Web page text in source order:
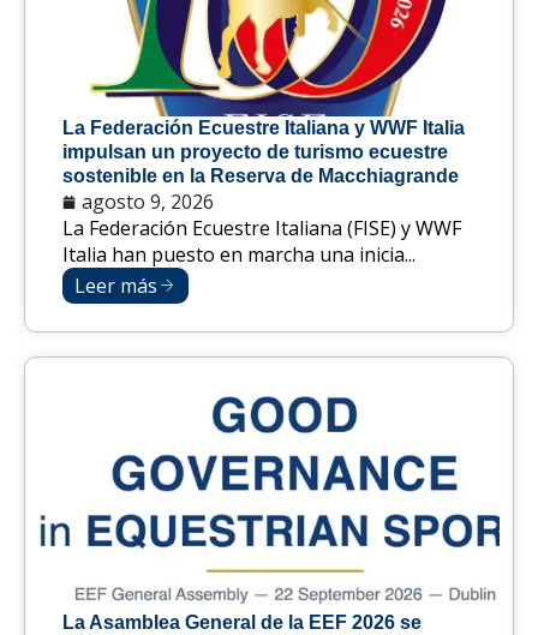
La Federación Ecuestre Italiana y WWF Italia
impulsan un proyecto de turismo ecuestre
sostenible en la Reserva de Macchiagrande
agosto 9, 2026
La Federación Ecuestre Italiana (FISE) y WWF
Italia han puesto en marcha una inicia...
Leer más
La Asamblea General de la EEF 2026 se